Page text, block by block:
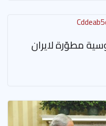
مطوّرة لايران